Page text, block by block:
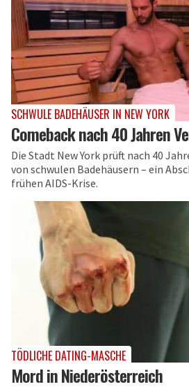
SCHWULE BADEHÄUSER IN NEW YORK
Comeback nach 40 Jahren
Die Stadt New York prüft nach 40
von schwulen Badehäusern – ein
frühen AIDS-Krise.
TÖDLICHE DATING-MASCHE
Mord in Niederösterreich